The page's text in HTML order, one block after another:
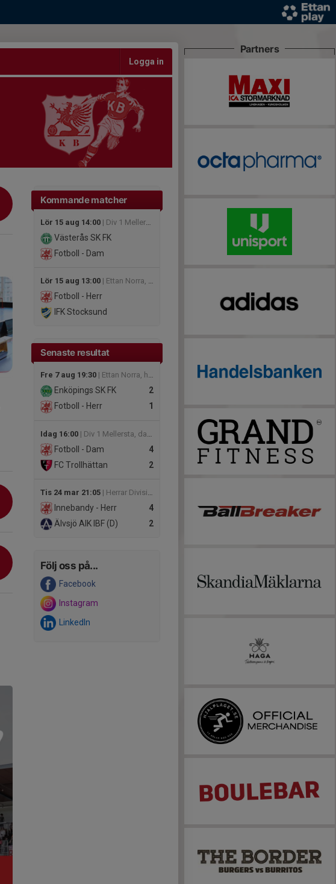
Logga in
Kommande matcher
Lör 15 aug 14:00 | Div 1 Mellersta, dam 2026
Västerås SK FK
Fotboll - Dam
Lör 15 aug 13:00 | Ettan Norra, herr 2026
Fotboll - Herr
IFK Stocksund
Senaste resultat
Fre 7 aug 19:30 | Ettan Norra, herr 2026
2
Enköpings SK FK
1
Fotboll - Herr
Idag 16:00 | Div 1 Mellersta, dam 2026
4
Fotboll - Dam
2
FC Trollhättan
Tis 24 mar 21:05 | Herrar Division 5 Östra
4
Innebandy - Herr
2
Älvsjö AIK IBF (D)
Följ oss på...
Facebook
Instagram
LinkedIn
Partners